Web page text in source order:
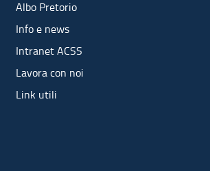
Albo Pretorio
Info e news
Intranet ACSS
Lavora con noi
Link utili